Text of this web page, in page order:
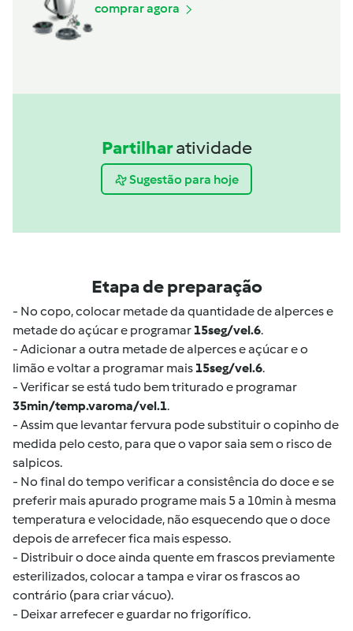
comprar agora
Partilharatividade
Sugestão para hoje
Etapa de preparação
- No copo, colocar metade da quantidade de alperces e
metade do açúcar e programar 15seg/vel.6.
- Adicionar a outra metade de alperces e açúcar e o
limão e voltar a programar mais 15seg/vel.6.
- Verificar se está tudo bem triturado e programar
35min/temp.varoma/vel.1.
- Assim que levantar fervura pode substituir o copinho de
medida pelo cesto, para que o vapor saia sem o risco de
salpicos.
- No final do tempo verificar a consistência do doce e se
preferir mais apurado programe mais 5 a 10min à mesma
temperatura e velocidade, não esquecendo que o doce
depois de arrefecer fica mais espesso.
- Distribuir o doce ainda quente em frascos previamente
esterilizados, colocar a tampa e virar os frascos ao
contrário (para criar vácuo).
- Deixar arrefecer e guardar no frigorífico.